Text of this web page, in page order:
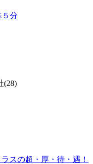
分
(28)
スの超・厚・待・遇！